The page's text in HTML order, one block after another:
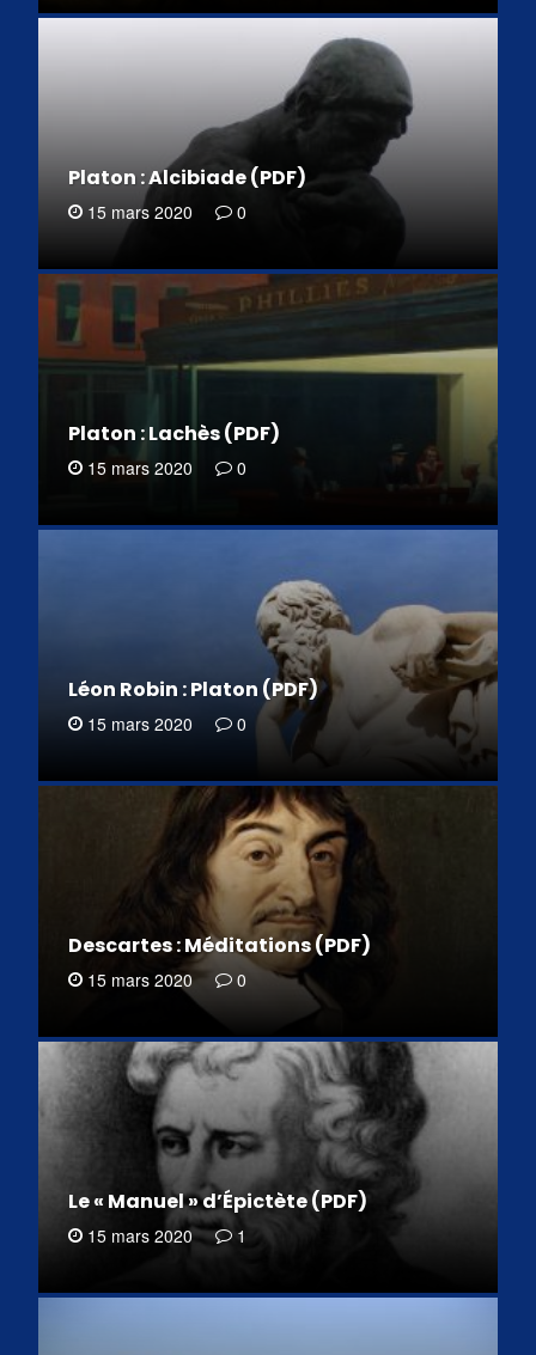
Platon : Alcibiade (PDF)
15 mars 2020 0
Platon : Lachès (PDF)
15 mars 2020 0
Léon Robin : Platon (PDF)
15 mars 2020 0
Descartes : Méditations (PDF)
15 mars 2020 0
Le « Manuel » d’Épictète (PDF)
15 mars 2020 1